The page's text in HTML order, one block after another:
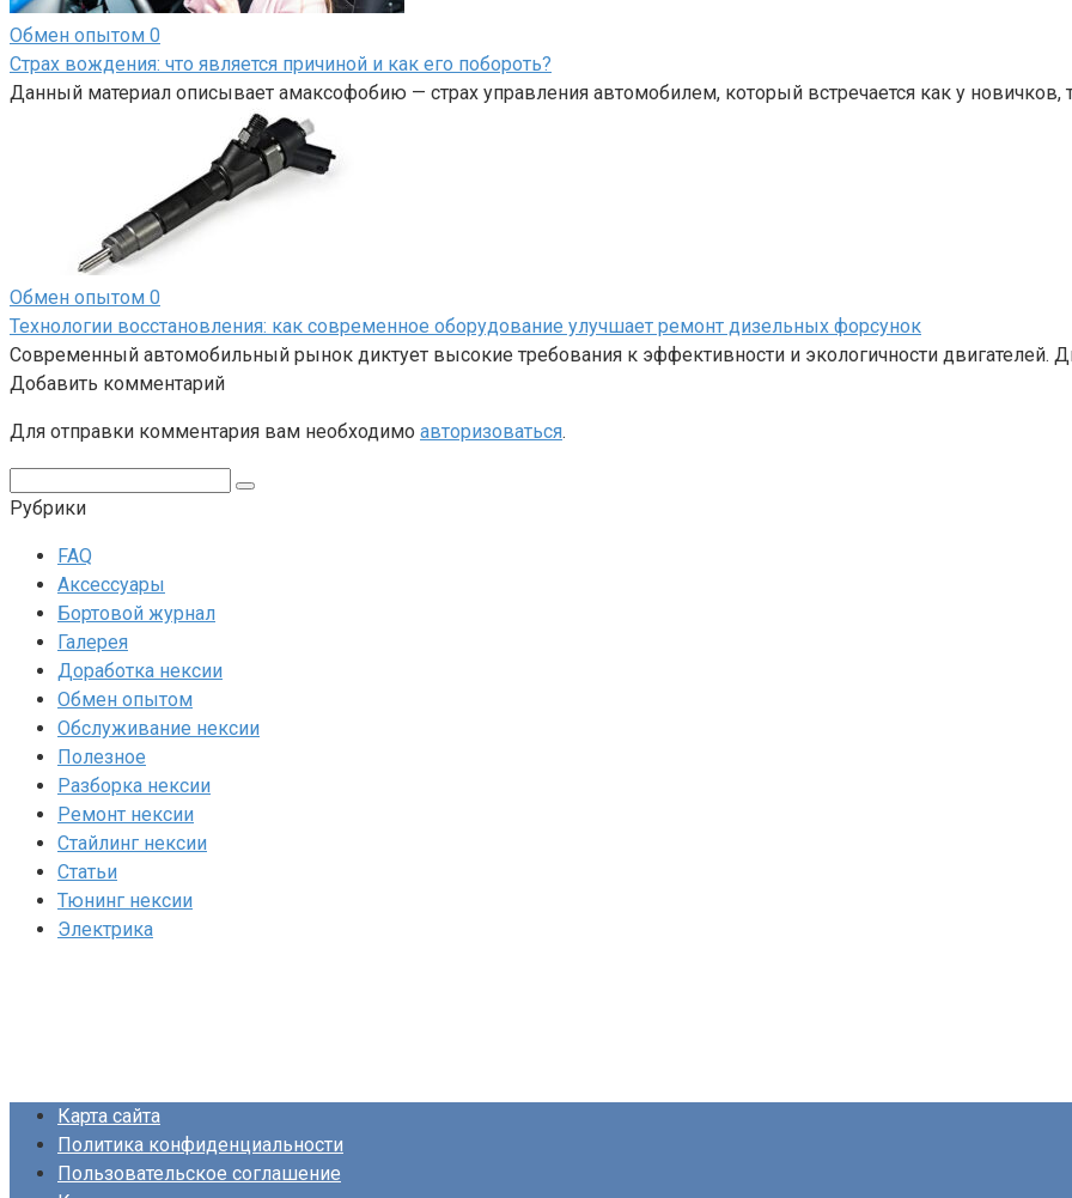
Обмен опытом 0
Страх вождения: что является причиной и как его побороть?
Данный материал описывает амаксофобию — страх управления автомобилем, который встречается как у новичков,
Обмен опытом 0
Технологии восстановления: как современное оборудование улучшает ремонт дизельных форсунок
Современный автомобильный рынок диктует высокие требования к эффективности и экологичности двигателей.
Добавить комментарий
Для отправки комментария вам необходимо авторизоваться.
Рубрики
FAQ
Аксессуары
Бортовой журнал
Галерея
Доработка нексии
Обмен опытом
Обслуживание нексии
Полезное
Разборка нексии
Ремонт нексии
Стайлинг нексии
Статьи
Тюнинг нексии
Электрика
Карта сайта
Политика конфиденциальности
Пользовательское соглашение